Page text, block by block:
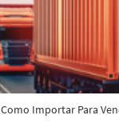
Como Importar Para